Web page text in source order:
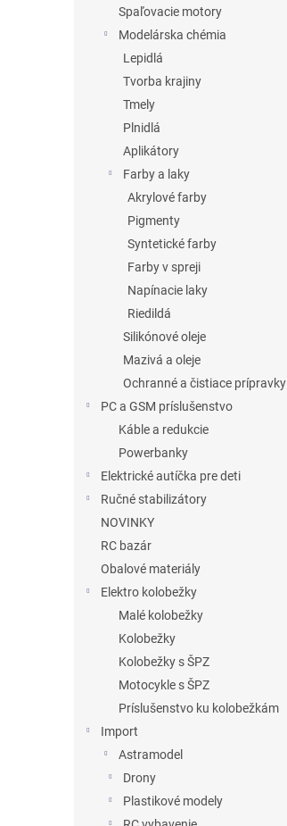
Spaľovacie motory
Modelárska chémia
Lepidlá
Tvorba krajiny
Tmely
Plnidlá
Aplikátory
Farby a laky
Akrylové farby
Pigmenty
Syntetické farby
Farby v spreji
Napínacie laky
Riedildá
Silikónové oleje
Mazivá a oleje
Ochranné a čistiace prípravky
PC a GSM príslušenstvo
Káble a redukcie
Powerbanky
Elektrické autíčka pre deti
Ručné stabilizátory
NOVINKY
RC bazár
Obalové materiály
Elektro kolobežky
Malé kolobežky
Kolobežky
Kolobežky s ŠPZ
Motocykle s ŠPZ
Príslušenstvo ku kolobežkám
Import
Astramodel
Drony
Plastikové modely